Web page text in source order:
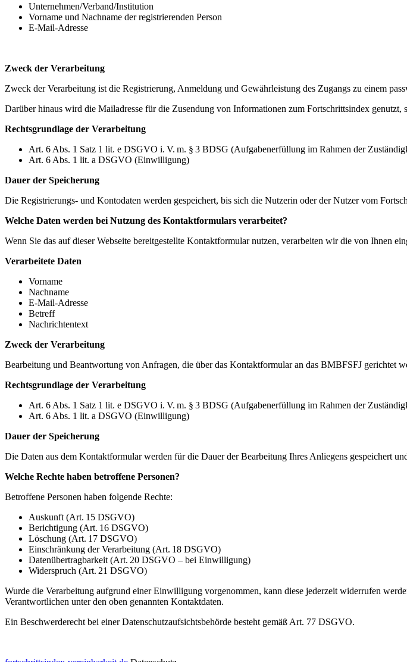
Unternehmen/Verband/Institution
Vorname und Nachname der registrierenden Person
E‑Mail‑Adresse
Zweck der Verarbeitung
Zweck der Verarbeitung ist die Registrierung, Anmeldung und Gewährleistung des Zugangs zu einem
Darüber hinaus wird die Mailadresse für die Zusendung von Informationen zum Fortschrittsindex
Rechtsgrundlage der Verarbeitung
Art. 6 Abs. 1 Satz 1 lit. e DSGVO i. V. m. § 3 BDSG (Aufgabenerfüllung im Rahmen der
Art. 6 Abs. 1 lit. a DSGVO (Einwilligung)
Dauer der Speicherung
Die Registrierungs- und Kontodaten werden gespeichert, bis sich die Nutzerin oder der Nutzer vom
Welche Daten werden bei Nutzung des Kontaktformulars verarbeitet?
Wenn Sie das auf dieser Webseite bereitgestellte Kontaktformular nutzen, verarbeiten wir die von Ihnen
Verarbeitete Daten
Vorname
Nachname
E‑Mail‑Adresse
Betreff
Nachrichtentext
Zweck der Verarbeitung
Bearbeitung und Beantwortung von Anfragen, die über das Kontaktformular an das BMBFSFJ gerichtet
Rechtsgrundlage der Verarbeitung
Art. 6 Abs. 1 Satz 1 lit. e DSGVO i. V. m. § 3 BDSG (Aufgabenerfüllung im Rahmen der
Art. 6 Abs. 1 lit. a DSGVO (Einwilligung)
Dauer der Speicherung
Die Daten aus dem Kontaktformular werden für die Dauer der Bearbeitung Ihres Anliegens gespeichert
Welche Rechte haben betroffene Personen?
Betroffene Personen haben folgende Rechte:
Auskunft (Art. 15 DSGVO)
Berichtigung (Art. 16 DSGVO)
Löschung (Art. 17 DSGVO)
Einschränkung der Verarbeitung (Art. 18 DSGVO)
Datenübertragbarkeit (Art. 20 DSGVO – bei Einwilligung)
Widerspruch (Art. 21 DSGVO)
Wurde die Verarbeitung aufgrund einer Einwilligung vorgenommen, kann diese jederzeit widerrufen
Verantwortlichen unter den oben genannten Kontaktdaten.
Ein Beschwerderecht bei einer Datenschutzaufsichtsbehörde besteht gemäß Art. 77 DSGVO.